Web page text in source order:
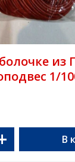
из
1/
В